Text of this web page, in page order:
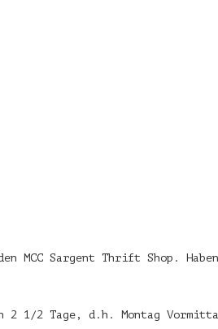
MCC Sargent Thrift Shop.
2 Tage, d.h. Montag